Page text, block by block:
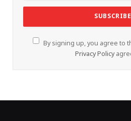
By signing up, you agree to
Privacy Policy